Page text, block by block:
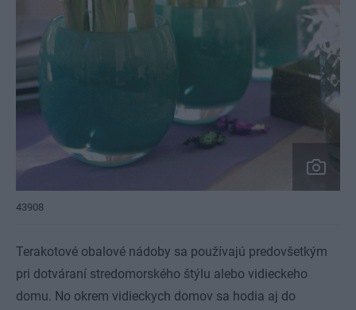
43908
Terakotové obalové nádoby sa používajú predovšetkým
pri dotváraní stredomorského štýlu alebo vidieckeho
domu. No okrem vidieckych domov sa hodia aj do